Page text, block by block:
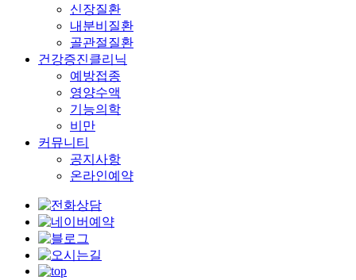
신장질환
내분비질환
골관절질환
건강증진클리닉
예방접종
영양수액
기능의학
비만
커뮤니티
공지사항
온라인예약